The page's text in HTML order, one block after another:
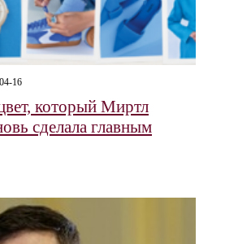
16
который Миртл
сделала главным